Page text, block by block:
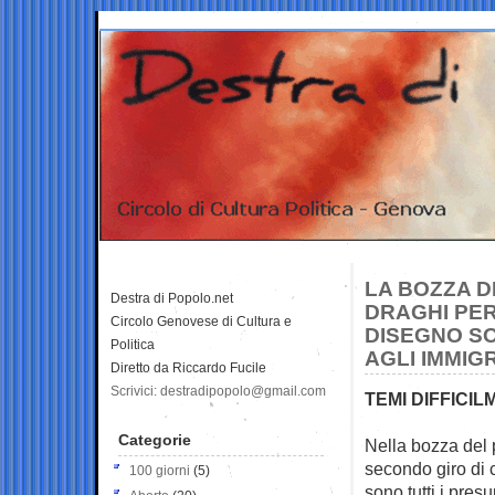
LA BOZZA
DRAGHI
DISEGNO
AGLI
TEMI
Nella bozza del
secondo giro di
Destra di Popolo.net
Circolo Genovese di Cultura e
Politica
Diretto da Riccardo Fucile
Scrivici: destradipopolo@gmail.com
Categorie
100 giorni (5)